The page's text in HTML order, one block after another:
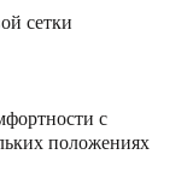
сетки
с
положениях